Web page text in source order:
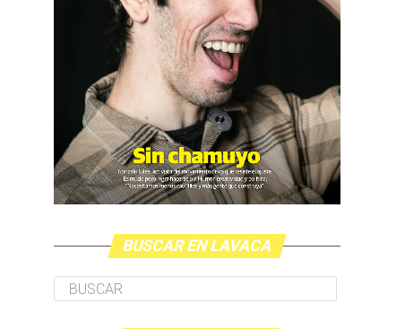
BUSCAR EN LAVACA